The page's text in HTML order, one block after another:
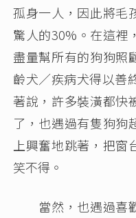
孤身一人，因此將毛
驚人的30%。在這裡
盡量幫所有的狗狗照
齡犬／疾病犬得以善
著說，許多裝潢都快
了，也遇過有隻狗狗
上興奮地跳著，把
笑不得。
當然，也遇過喜歡